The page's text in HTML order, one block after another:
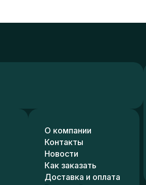
О компании
Контакты
Новости
Как заказать
Доставка и оплата